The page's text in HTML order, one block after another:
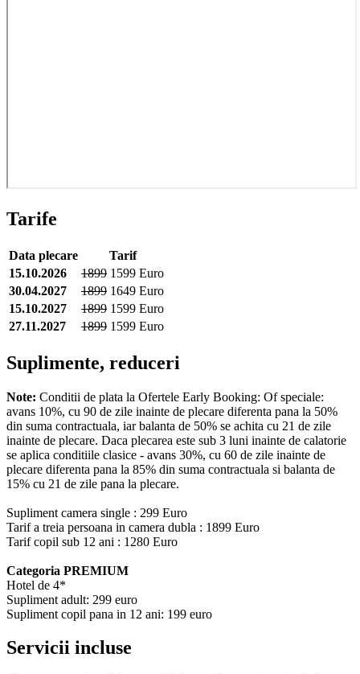
Tarife
Data plecare
Tarif
15.10.2026
1899 1599 Euro
30.04.2027
1899 1649 Euro
15.10.2027
1899 1599 Euro
27.11.2027
1899 1599 Euro
Suplimente, reduceri
Note: Conditii de plata la Ofertele Early Booking: Of speciale:
avans 10%, cu 90 de zile inainte de plecare diferenta pana la 50%
din suma contractuala, iar balanta de 50% se achita cu 21 de zile
inainte de plecare. Daca plecarea este sub 3 luni inainte de calatorie
se aplica conditiile clasice - avans 30%, cu 60 de zile inainte de
plecare diferenta pana la 85% din suma contractuala si balanta de
15% cu 21 de zile pana la plecare.
Supliment camera single : 299 Euro
Tarif a treia persoana in camera dubla : 1899 Euro
Tarif copil sub 12 ani : 1280 Euro
Categoria PREMIUM
Hotel de 4*
Supliment adult: 299 euro
Supliment copil pana in 12 ani: 199 euro
Servicii incluse